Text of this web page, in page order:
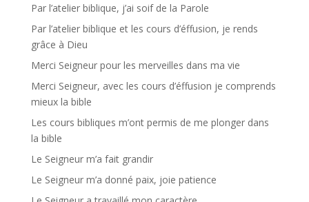
Par l’atelier biblique, j’ai soif de la Parole
Par l’atelier biblique et les cours d’éffusion, je rends
grâce à Dieu
Merci Seigneur pour les merveilles dans ma vie
Merci Seigneur, avec les cours d’éffusion je comprends
mieux la bible
Les cours bibliques m’ont permis de me plonger dans
la bible
Le Seigneur m’a fait grandir
Le Seigneur m’a donné paix, joie patience